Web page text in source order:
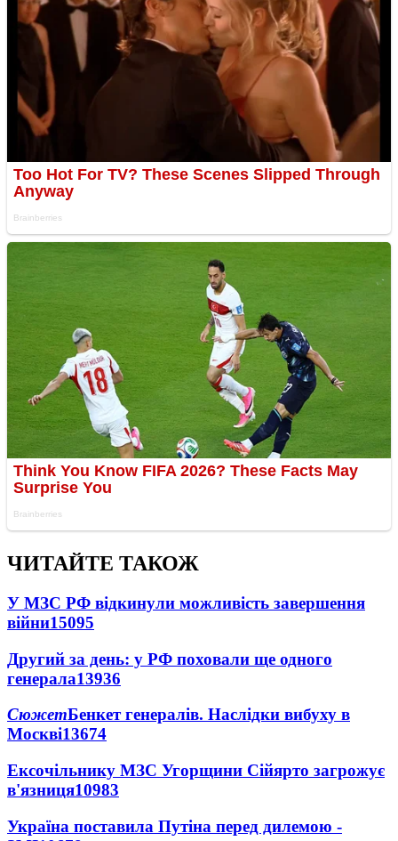
ЧИТАЙТЕ ТАКОЖ
У МЗС РФ відкинули можливість завершення
війни15095
Другий за день: у РФ поховали ще одного
генерала13936
СюжетБенкет генералів. Наслідки вибуху в
Москві13674
Ексочільнику МЗС Угорщини Сійярто загрожує
в'язниця10983
Україна поставила Путіна перед дилемою -